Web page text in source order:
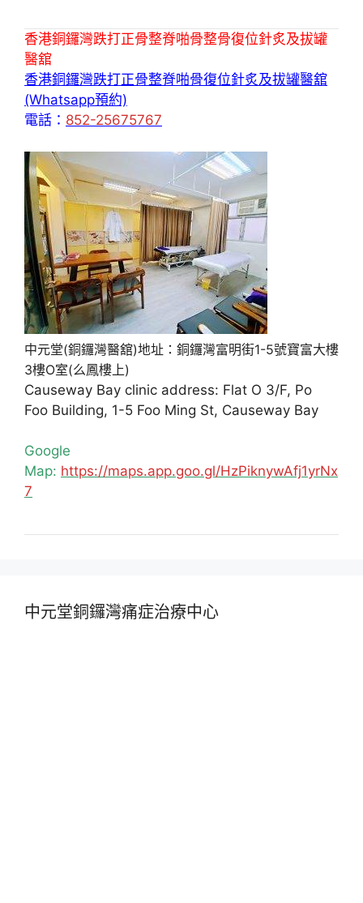
香港銅鑼灣跌打正骨整脊啪骨整骨復位針炙及拔罐
醫舘
香港銅鑼灣跌打正骨整脊啪骨復位針炙及拔罐醫舘
(Whatsapp預約)
電話： 852-25675767
中元堂(銅鑼灣醫舘)地址：銅鑼灣富明街1-5號寶富大樓
3樓O室(么鳳樓上)
Causeway Bay clinic address: Flat O 3/F, Po
Foo Building, 1-5 Foo Ming St, Causeway Bay
Google
Map: https://maps.app.goo.gl/HzPiknywAfj1yrNx
7
中元堂銅鑼灣痛症治療中心